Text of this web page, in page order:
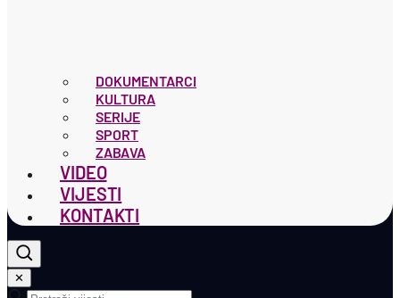
DOKUMENTARCI
KULTURA
SERIJE
SPORT
ZABAVA
VIDEO
VIJESTI
KONTAKTI
✕